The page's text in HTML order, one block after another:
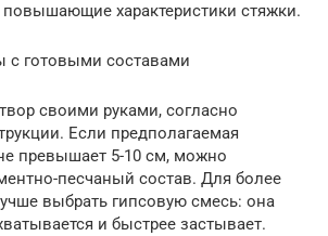
характеристики стяжки.
с готовыми составами
своими руками, согласно
Если предполагаемая
превышает 5-10 см, можно
песчаный состав. Для более
выбрать гипсовую смесь: она
и быстрее застывает.